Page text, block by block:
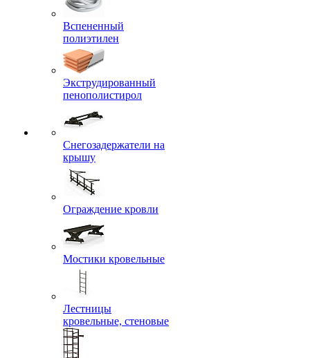
Вспененный
полиэтилен
Экструдированный
пенополистирол
Снегозадержатели на
крышу
Ограждение кровли
Мостики кровельные
Лестницы
кровельные, стеновые